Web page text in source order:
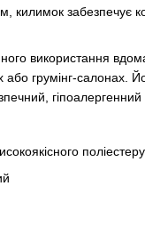
килимок забезпечує
використання
або грумінг-салонах.
поліестеру